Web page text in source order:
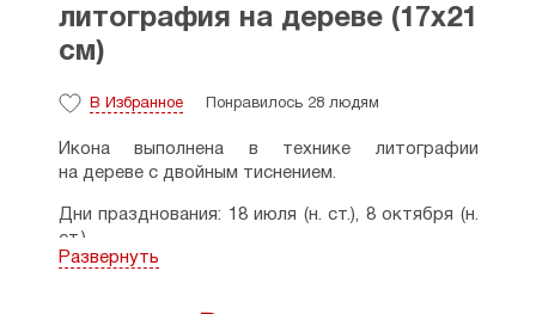
литография на дереве (17х21
см)
В Избранное Понравилось 28 людям
Икона выполнена в технике литографии
на дереве с двойным тиснением.
Дни празднования: 18 июля (н. ст.), 8 октября (н.
ст.).
Развернуть